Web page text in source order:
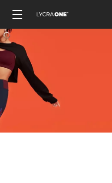
主
要
内
容
简体中文
了解服装证明信
了解有关吊牌的所有信息